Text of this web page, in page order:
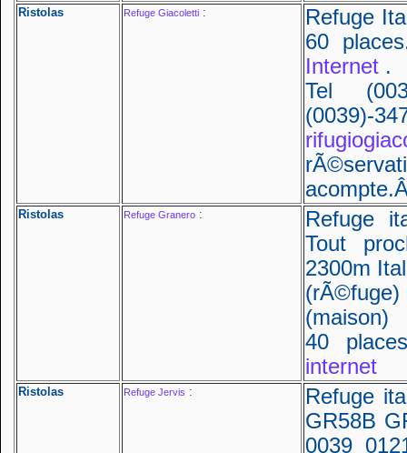
Ristolas Refuge Giacoletti :
Refuge
60
Internet .
Tel
(0039)-
Ristolas Refuge Granero :
Refuge
Tout
2300m
(maison)
40
internet
Ristolas Refuge Jervis :
Refuge
GR58B
0039